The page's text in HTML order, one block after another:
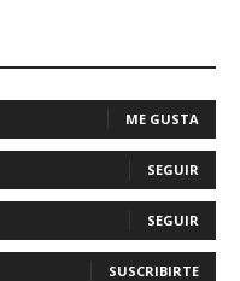
ME GUSTA
SEGUIR
SEGUIR
SUSCRIBIRTE